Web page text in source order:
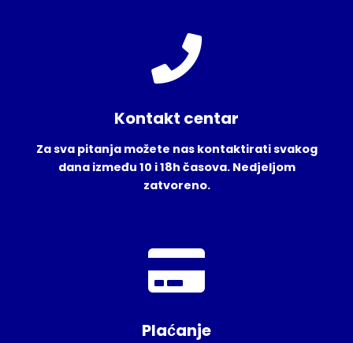
Kontakt centar
Za sva pitanja možete nas kontaktirati svakog
dana između 10 i 18h časova. Nedjeljom
zatvoreno.
Plaćanje